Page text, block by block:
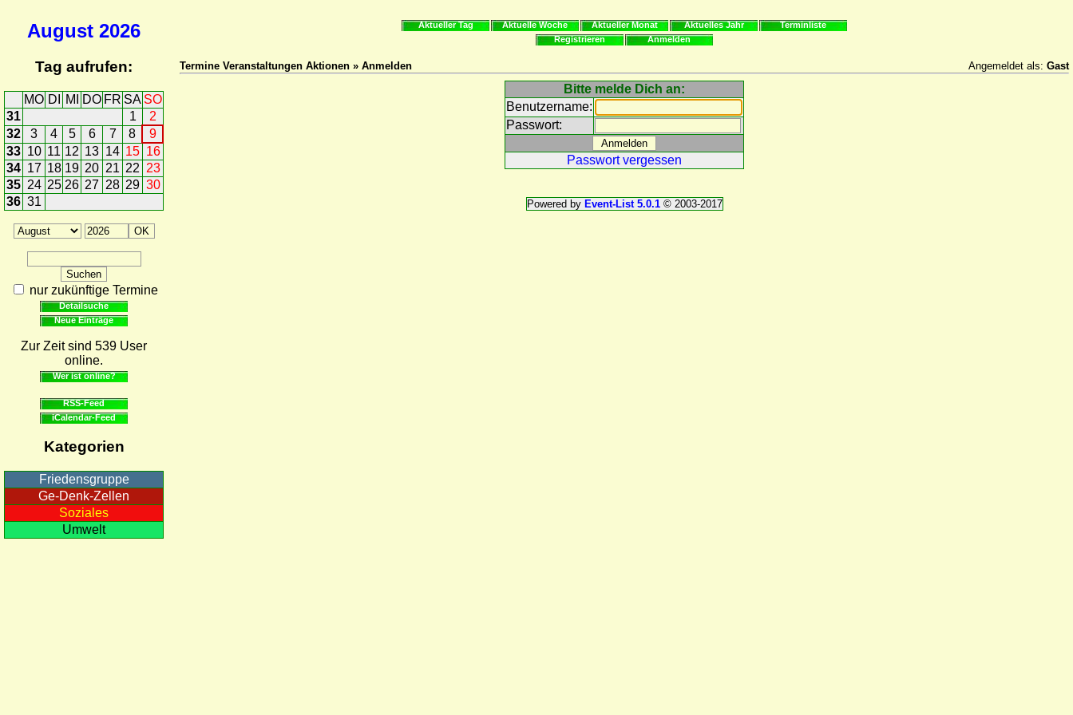
August 2026
Tag aufrufen:
MO DI MI DO FR SA SO
31
1
2
32
3 4 5 6 7 8
9
33 10 11 12 13 14 15 16
34 17 18 19 20 21 22 23
35 24 25 26 27 28 29 30
36 31
nur zukünftige Termine
Detailsuche
Neue Einträge
Zur Zeit sind 539 User
online.
Wer ist online?
RSS-Feed
iCalendar-Feed
Kategorien
Friedensgruppe
Ge-Denk-Zellen
Soziales
Umwelt
Aktueller Tag Aktuelle Woche Aktueller Monat Aktuelles Jahr
Terminliste
Registrieren
Anmelden
Termine Veranstaltungen Aktionen » Anmelden Angemeldet als: Gast
Bitte melde Dich an:
Benutzername:
Passwort:
Passwort vergessen
Powered by Event-List 5.0.1© 2003-2017